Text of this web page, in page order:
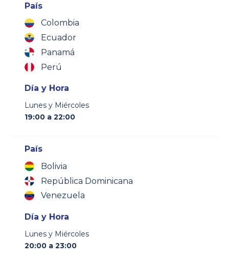
País
Colombia
Ecuador
Panamá
Perú
Día y Hora
Lunes y Miércoles
19:00 a 22:00
País
Bolivia
República Dominicana
Venezuela
Día y Hora
Lunes y Miércoles
20:00 a 23:00